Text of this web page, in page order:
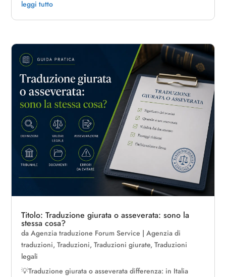
leggi tutto
Titolo: Traduzione giurata o asseverata: sono la
stessa cosa?
daAgenzia traduzione Forum Service |Agenzia di
traduzioni,Traduzioni,Traduzioni giurate,Traduzioni
legali
💡Traduzione giurata o asseverata differenza: in Italia